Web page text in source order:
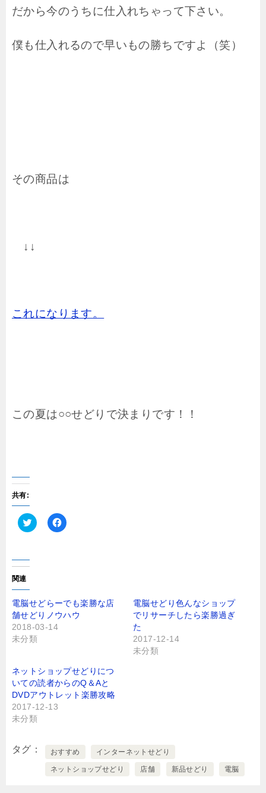
だから今のうちに仕入れちゃって下さい。
僕も仕入れるので早いもの勝ちですよ（笑）
その商品は
↓↓
これになります。
この夏は○○せどりで決まりです！！
共有:
ク
し
て
T
i
t
t
e
r
で
共
し
い
ウ
ィ
ン
ド
ウ
で
ま
す
F
共
有
す
る
に
ク
し
て
く
だ
さ
い
ウ
ィ
ン
関連
電脳せどらーでも楽勝な店
舗せどりノウハウ
2018-03-14
未分類
電脳せどり色んなショップ
でリサーチしたら楽勝過ぎ
た
2017-12-14
未分類
ネットショップせどりにつ
いての読者からのQ＆Aと
DVDアウトレット楽勝攻略
2017-12-13
未分類
タグ おすすめ インターネットせどり
ネットショップせどり 店舗 新品せどり 電脳